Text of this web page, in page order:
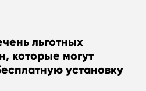
льготных
которые могут
установку